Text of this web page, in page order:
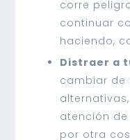
corre
continuar
haciendo,
Distraer a
cambiar de
atención de
por otra